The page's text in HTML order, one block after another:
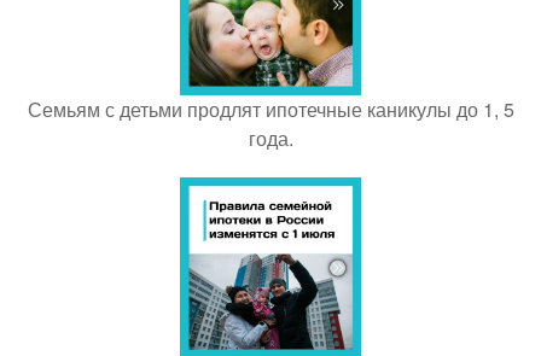
Семьям с детьми продлят ипотечные каникулы до 1, 5
года.